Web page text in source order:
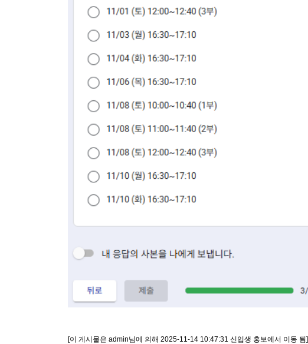
[이 게시물은 admin님에 의해 2025-11-14 10:47:31 신입생 홍보에서 이동 됨]